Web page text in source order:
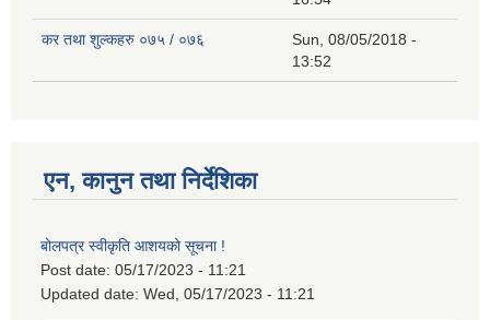
कर तथा शुल्कहरु ०७५ / ०७६
Sun, 08/05/2018 -
13:52
एन, कानुन तथा निर्देशिका
बोलपत्र स्वीकृति आशयको सूचना !
Post date: 05/17/2023 - 11:21
Updated date: Wed, 05/17/2023 - 11:21